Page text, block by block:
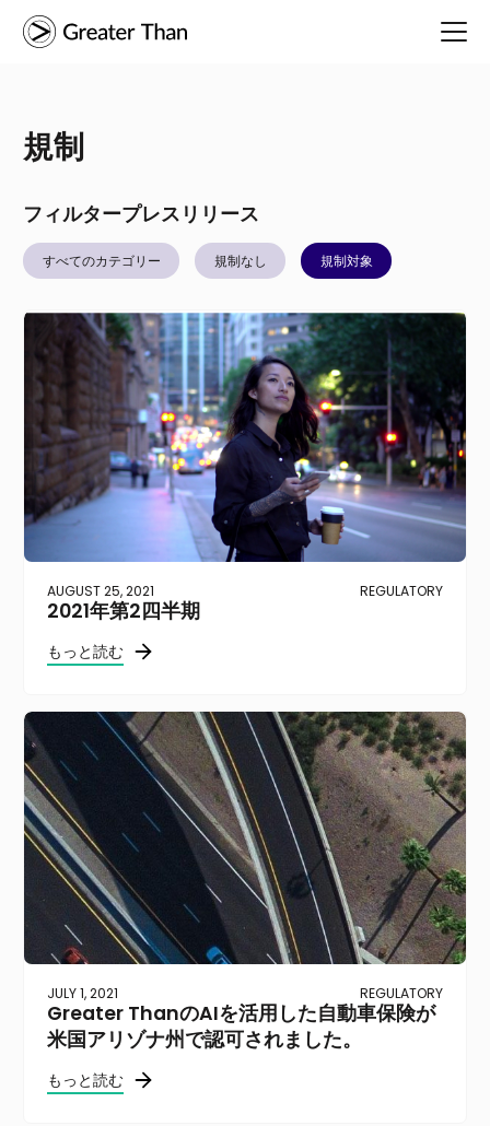
規制
フィルタープレスリリース
すべてのカテゴリー 規制なし 規制対象
AUGUST 25, 2021 REGULATORY
2021年第2四半期
もっと読む
JULY 1, 2021 REGULATORY
Greater ThanのAIを活用した自動車保険が
米国アリゾナ州で認可されました。
もっと読む